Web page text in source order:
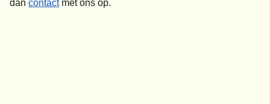
dan contactmet ons op.